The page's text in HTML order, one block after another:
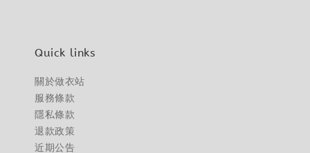
Quick links
關於做衣站
服務條款
隱私條款
退款政策
近期公告